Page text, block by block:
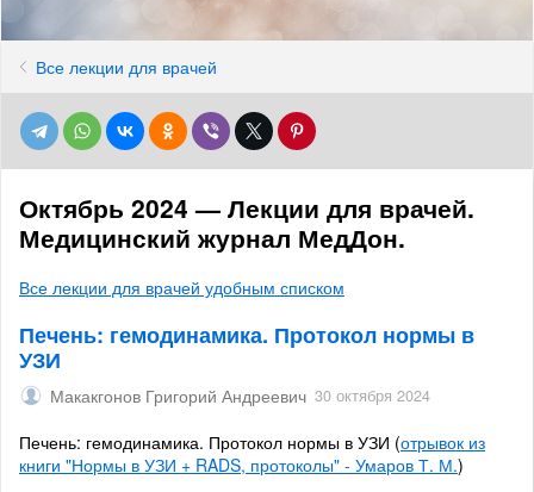
Все лекции для врачей
Октябрь 2024 — Лекции для врачей.
Медицинский журнал МедДон.
Все лекции для врачей удобным списком
Печень: гемодинамика. Протокол нормы в
УЗИ
Макакгонов Григорий Андреевич 30 октября 2024
Печень: гемодинамика. Протокол нормы в УЗИ (отрывок из
книги "Нормы в УЗИ + RADS, протоколы" - Умаров Т. М.)